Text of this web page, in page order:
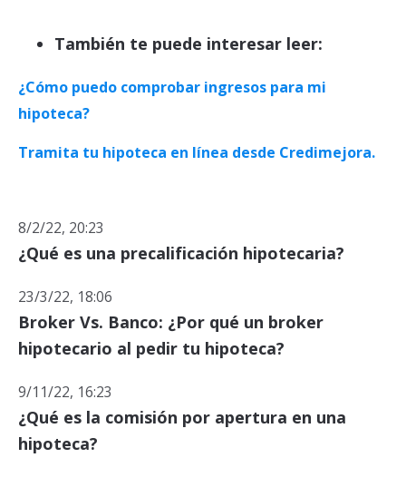
También te puede interesar leer:
¿Cómo puedo comprobar ingresos para mi
hipoteca?
Tramita tu hipoteca en línea desde Credimejora.
8/2/22, 20:23
¿Qué es una precalificación hipotecaria?
23/3/22, 18:06
Broker Vs. Banco: ¿Por qué un broker
hipotecario al pedir tu hipoteca?
9/11/22, 16:23
¿Qué es la comisión por apertura en una
hipoteca?